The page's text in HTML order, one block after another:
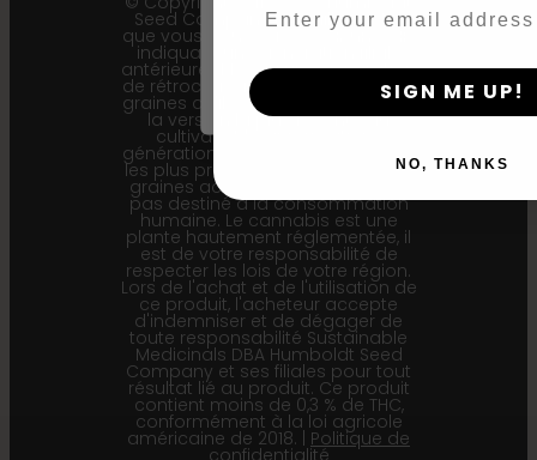
Seed Company | *Veuillez noter
que vous pouvez recevoir un colis
indiquant une génération filiale
antérieure (F1…) ou une génération
de rétrocroisement (Bx…), mais les
graines qu'il contient représentent
la version la plus récente du
cultivar et les informations
générationnelles affichées ici sont
les plus précises pour nos lots de
graines actuels. Ce produit n'est
pas destiné à la consommation
humaine. Le cannabis est une
plante hautement réglementée, il
est de votre responsabilité de
respecter les lois de votre région.
Lors de l'achat et de l'utilisation de
ce produit, l'acheteur accepte
d'indemniser et de dégager de
toute responsabilité Sustainable
Medicinals DBA Humboldt Seed
Company et ses filiales pour tout
résultat lié au produit. Ce produit
contient moins de 0,3 % de THC,
conformément à la loi agricole
américaine de 2018. | Politique de
By clicking AGREE & ENTER, you
SIGN ME UP!
NO, THANKS